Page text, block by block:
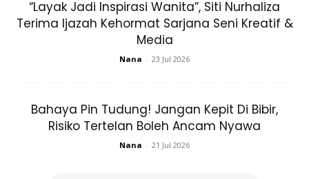
cara menggunakan air mineral dalam perawatan
kecantikan.
Anda boleh membilas wajah dengan air mineral namun jika
anda ingin berjimat, rendam kapas muka dalam air mineral
kemudian bersihkan wajah. Anda juga boleh menyimpan air
“Layak Jadi Inspirasi Wanita”, Siti Nurhaliza
Terima Ijazah Kehormat Sarjana Seni Kreatif &
Media
Nana - 23 Jul 2026
Bahaya Pin Tudung! Jangan Kepit Di Bibir,
Risiko Tertelan Boleh Ancam Nyawa
Nana - 21 Jul 2026